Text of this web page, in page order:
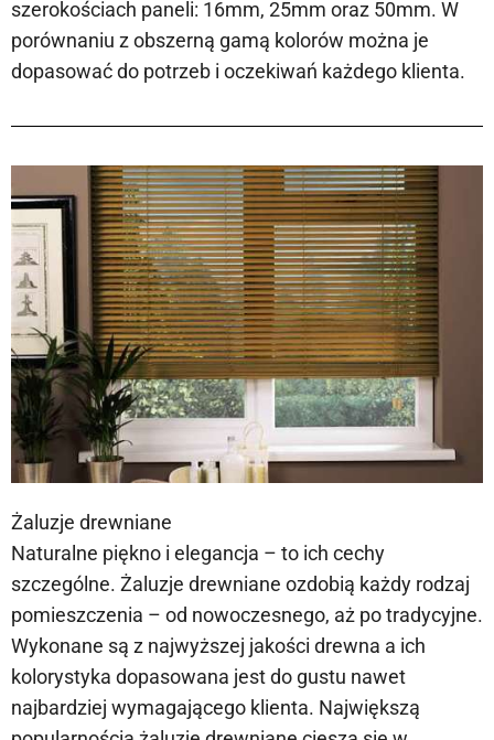
szerokościach paneli: 16mm, 25mm oraz 50mm. W
porównaniu z obszerną gamą kolorów można je
dopasować do potrzeb i oczekiwań każdego klienta.
Żaluzje drewniane
Naturalne piękno i elegancja – to ich cechy
szczególne. Żaluzje drewniane ozdobią każdy rodzaj
pomieszczenia – od nowoczesnego, aż po tradycyjne.
Wykonane są z najwyższej jakości drewna a ich
kolorystyka dopasowana jest do gustu nawet
najbardziej wymagającego klienta. Największą